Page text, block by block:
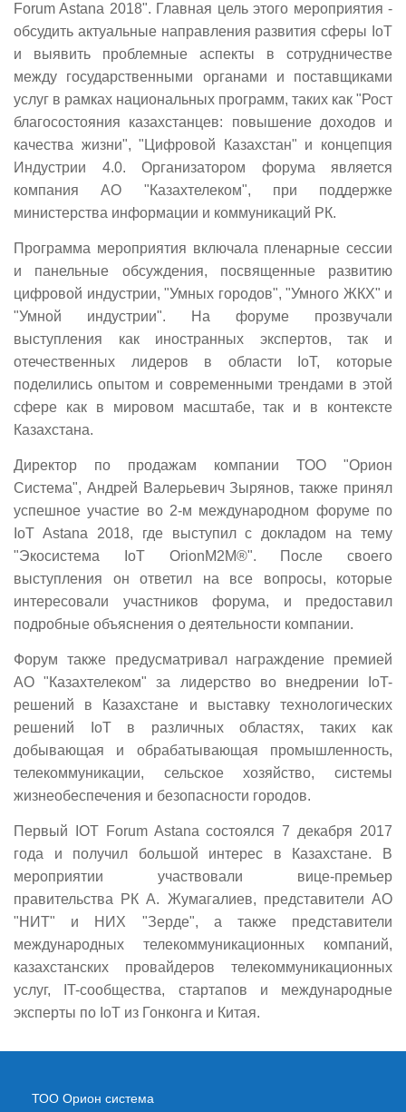
Forum Astana 2018". Главная цель этого мероприятия -
обсудить актуальные направления развития сферы IoT
и выявить проблемные аспекты в сотрудничестве
между государственными органами и поставщиками
услуг в рамках национальных программ, таких как "Рост
благосостояния казахстанцев: повышение доходов и
качества жизни", "Цифровой Казахстан" и концепция
Индустрии 4.0. Организатором форума является
компания АО "Казахтелеком", при поддержке
министерства информации и коммуникаций РК.
Программа мероприятия включала пленарные сессии
и панельные обсуждения, посвященные развитию
цифровой индустрии, "Умных городов", "Умного ЖКХ" и
"Умной индустрии". На форуме прозвучали
выступления как иностранных экспертов, так и
отечественных лидеров в области IoT, которые
поделились опытом и современными трендами в этой
сфере как в мировом масштабе, так и в контексте
Казахстана.
Директор по продажам компании ТОО "Орион
Система", Андрей Валерьевич Зырянов, также принял
успешное участие во 2-м международном форуме по
IoT Astana 2018, где выступил с докладом на тему
"Экосистема IoT OrionM2M®". После своего
выступления он ответил на все вопросы, которые
интересовали участников форума, и предоставил
подробные объяснения о деятельности компании.
Форум также предусматривал награждение премией
АО "Казахтелеком" за лидерство во внедрении IoT-
решений в Казахстане и выставку технологических
решений IoT в различных областях, таких как
добывающая и обрабатывающая промышленность,
телекоммуникации, сельское хозяйство, системы
жизнеобеспечения и безопасности городов.
Первый IOT Forum Astana состоялся 7 декабря 2017
года и получил большой интерес в Казахстане. В
мероприятии участвовали вице-премьер
правительства РК А. Жумагалиев, представители АО
"НИТ" и НИХ "Зерде", а также представители
международных телекоммуникационных компаний,
казахстанских провайдеров телекоммуникационных
услуг, IT-сообщества, стартапов и международные
эксперты по IoT из Гонконга и Китая.
ТОО Орион система